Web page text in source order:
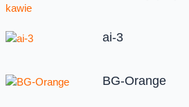
ai-3
BG-Orange